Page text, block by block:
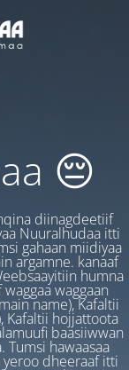
😔
diinagdeetiif
Nuuralhudaa itti
gahaan miidiyaa
argamne. kanaaf
humna
waggaan
name), Kafaltii
Kafaltii hojjattoota
baasiiwwan
hawaasaa
yeroo dheeraaf itti